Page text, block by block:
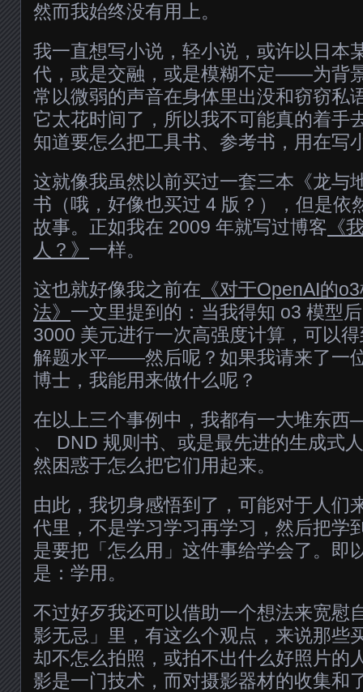
然而我始终没有用上。
我一直想写小说，轻小说，或许以日
代，或是交融，或是模糊不定——为背
常以微弱的声音在身体里出没和窃窃私
它太花时间了，所以我不可能真的着手
知道要怎么把工具书、参考书，用在写
这就像我虽然以前买过一套三本《龙与
书（哦，好像也买过 4 版？），但是依
故事。正如我在 2009 年就写过博客 《
人？》 一样。
这也就好像我之前在 《对于OpenAI的
法》 一文里提到的：当我得知 o3 模型
3000 美元进行一次高强度计算，可以
解题水平——然后呢？如果我请来了一
博士，我能用来做什么呢？
在以上三个事例中，我都有一大堆东
、 DND 规则书、或是最先进的生成式
然困惑于怎么把它们用起来。
由此，我切身感悟到了，可能对于人们
代里，不是学习学习再学习，然后把学
是要把「怎么用」这件事给学会了。即
是：学用。
不过好歹我还可以借助一个想法来宽慰
影无忌」里，有这么个观点，来说那些
却不怎么拍照，或拍不出什么好照片的
影是一门技术，而对摄影器材的收集和